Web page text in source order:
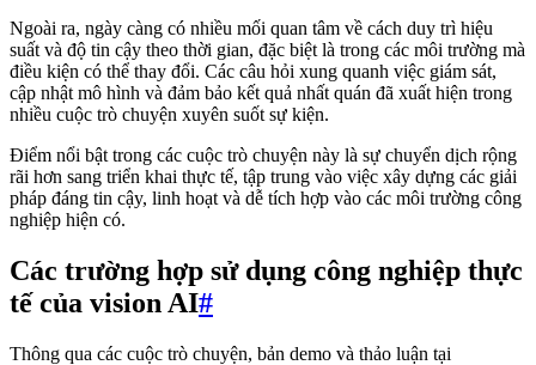
Ngoài ra, ngày càng có nhiều mối quan tâm về cách duy trì hiệu
suất và độ tin cậy theo thời gian, đặc biệt là trong các môi trường mà
điều kiện có thể thay đổi. Các câu hỏi xung quanh việc giám sát,
cập nhật mô hình và đảm bảo kết quả nhất quán đã xuất hiện trong
nhiều cuộc trò chuyện xuyên suốt sự kiện.
Điểm nổi bật trong các cuộc trò chuyện này là sự chuyển dịch rộng
rãi hơn sang triển khai thực tế, tập trung vào việc xây dựng các giải
pháp đáng tin cậy, linh hoạt và dễ tích hợp vào các môi trường công
nghiệp hiện có.
Các trường hợp sử dụng công nghiệp thực
tế của vision AI#
Thông qua các cuộc trò chuyện, bản demo và thảo luận tại